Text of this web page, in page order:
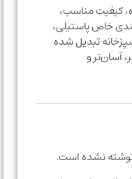
مناسب،
پاستیلی،
تبدیل شده
و
نشده است.